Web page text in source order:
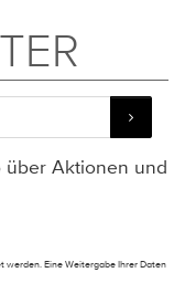
über Aktionen und
werden. Eine Weitergabe Ihrer Daten